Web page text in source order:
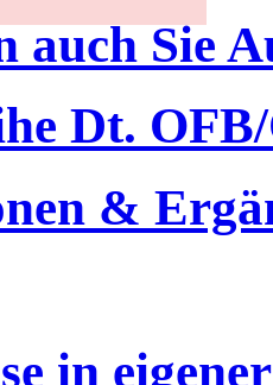
auch Sie
Dt.
&
in